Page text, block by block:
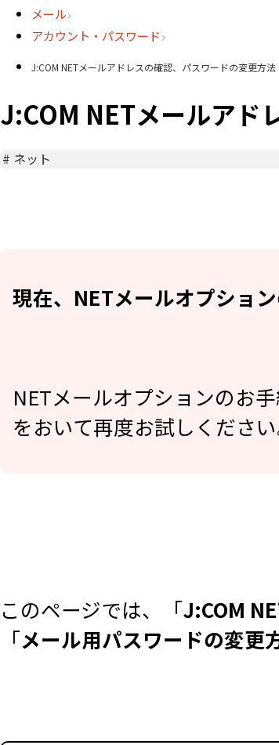
メール
アカウント・パスワード
J:COM NETメールアドレスの確認、パスワードの変更方法
J:COM NETメールアド
# ネット
現在、NETメールオプショ
NETメールオプションのお
をおいて再度お試しください
このページでは、「J:COM
「メール用パスワードの変更